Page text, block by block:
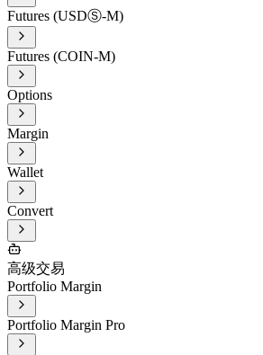
Futures (USDⓈ-M)
Futures (COIN-M)
Options
Margin
Wallet
Convert
高级交易
Portfolio Margin
Portfolio Margin Pro